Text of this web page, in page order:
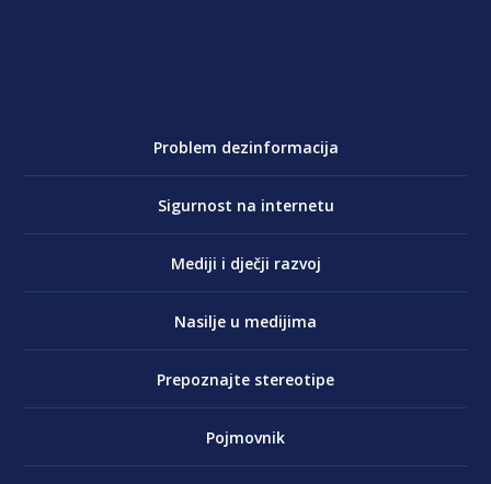
Problem dezinformacija
Sigurnost na internetu
Mediji i dječji razvoj
Nasilje u medijima
Prepoznajte stereotipe
Pojmovnik